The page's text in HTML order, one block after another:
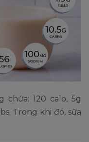
chứa: 120 calo, 5g
Trong khi đó, sữa